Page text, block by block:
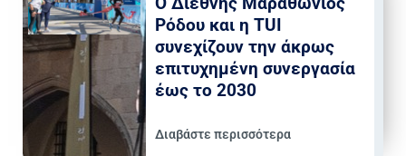
Ρόδου και η TUI
συνεχίζουν την άκρως
επιτυχημένη συνεργασία
έως το 2030
Διαβάστε περισσότερα